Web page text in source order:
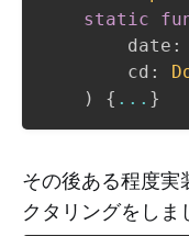
static
        date
:
        cd
:
)
{ ... }
その後ある程度実
クタリングをしま